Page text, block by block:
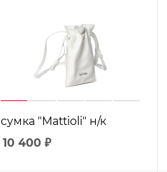
сумка "Mattioli" н/к
10 400 ₽